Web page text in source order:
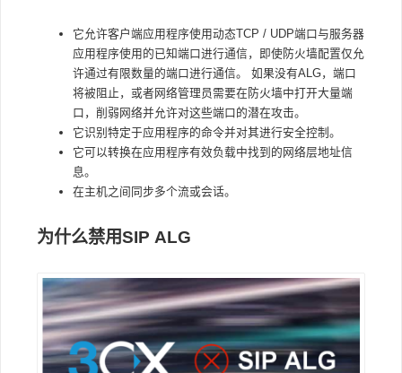
它允许客户端应用程序使用动态TCP / UDP端口与服务器
应用程序使用的已知端口进行通信，即使防火墙配置仅允
许通过有限数量的端口进行通信。 如果没有ALG，端口
将被阻止，或者网络管理员需要在防火墙中打开大量端
口，削弱网络并允许对这些端口的潜在攻击。
它识别特定于应用程序的命令并对其进行安全控制。
它可以转换在应用程序有效负载中找到的网络层地址信
息。
在主机之间同步多个流或会话。
为什么禁用SIP ALG